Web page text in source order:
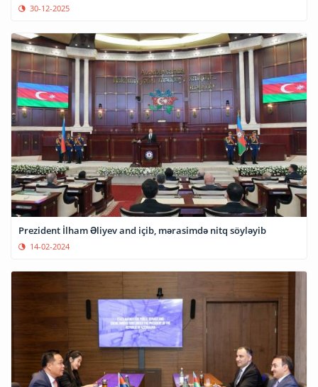
30-12-2025
Prezident İlham Əliyev and içib, mərasimdə nitq söyləyib
14-02-2024